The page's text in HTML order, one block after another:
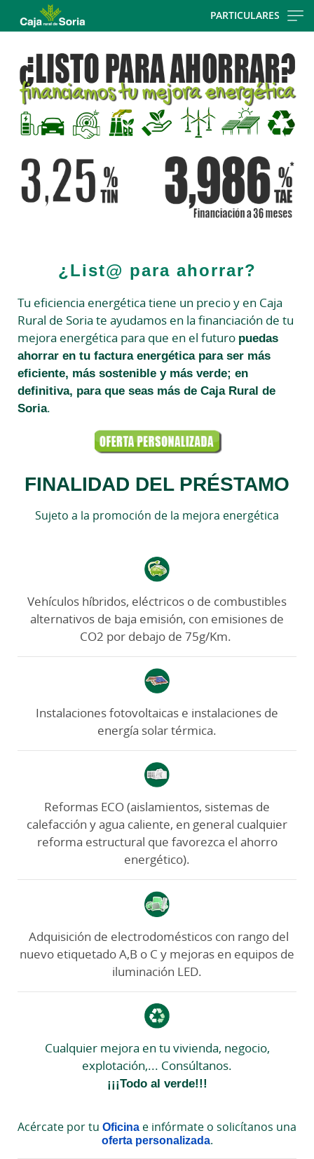
contentt
PARTICULARES
contenido,
por
favor
espere...
¿List@ para ahorrar?
Tu eficiencia energética tiene un precio y en Caja
Rural de Soria te ayudamos en la financiación de tu
mejora energética para que en el futuro puedas
ahorrar en tu factura energética para ser más
eficiente, más sostenible y más verde; en
definitiva, para que seas más de Caja Rural de
Soria.
FINALIDAD DEL PRÉSTAMO
Sujeto a la promoción de la mejora energética
Vehículos híbridos, eléctricos o de combustibles
alternativos de baja emisión, con emisiones de
CO2 por debajo de 75g/Km.
Instalaciones fotovoltaicas e instalaciones de
energía solar térmica.
Reformas ECO (aislamientos, sistemas de
calefacción y agua caliente, en general cualquier
reforma estructural que favorezca el ahorro
energético).
Adquisición de electrodomésticos con rango del
nuevo etiquetado A,B o C y mejoras en equipos de
iluminación LED.
Cualquier mejora en tu vivienda, negocio,
explotación,... Consúltanos.
¡¡¡Todo al verde!!!
Acércate por tu Oficina e infórmate o solicítanos una
oferta personalizada.